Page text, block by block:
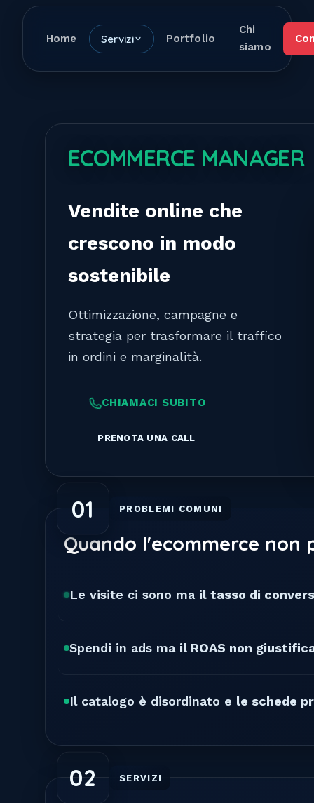
Home Servizi Portfolio
Chi
siamo
ECOMMERCE MANAGER
Vendite online che
crescono in modo
sostenibile
Ottimizzazione, campagne e
strategia per trasformare il traffico
in ordini e marginalità.
CHIAMACI SUBITO
PRENOTA UNA CALL
01 PROBLEMI COMUNI
Quando l'ecommerce
Le visite ci sono ma il tasso di
Spendi in ads ma il ROAS non
Il catalogo è disordinato e le schede
02 SERVIZI